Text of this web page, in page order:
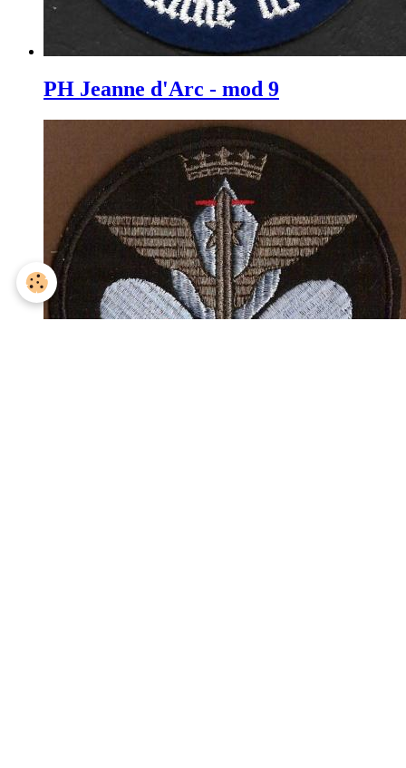
PH Jeanne d'Arc - mod 9